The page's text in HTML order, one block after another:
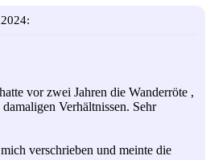
vor zwei Jahren die Wanderröte ,
Verhältnissen. Sehr
verschrieben und meinte die